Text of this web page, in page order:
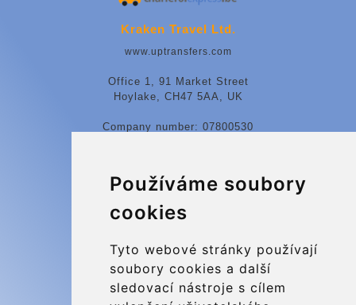
Používáme soubory
cookies
Tyto webové stránky používají
soubory cookies a další
sledovací nástroje s cílem
Kraken Travel Ltd.
www.uptransfers.com
Office 1, 91 Market Street
Hoylake, CH47 5AA, UK
Company number: 07800530
More
Blog
Contact